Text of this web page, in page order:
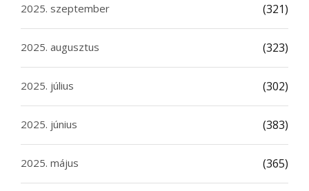
2025. szeptember (321)
2025. augusztus (323)
2025. július (302)
2025. június (383)
2025. május (365)